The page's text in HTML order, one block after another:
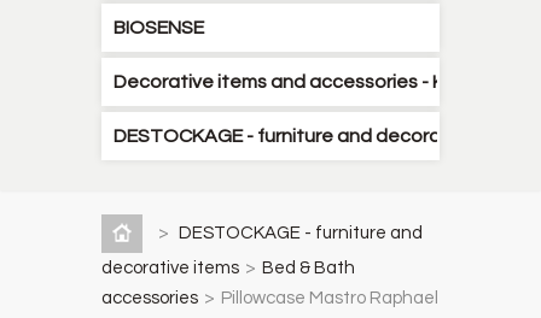
BIOSENSE
Decorative items and accessories - Kitchen -
DESTOCKAGE - furniture and decorative items
>
DESTOCKAGE - furniture and
decorative items > Bed & Bath
accessories > Pillowcase Mastro Raphael